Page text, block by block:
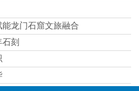
龙门石窟文旅融合
刻